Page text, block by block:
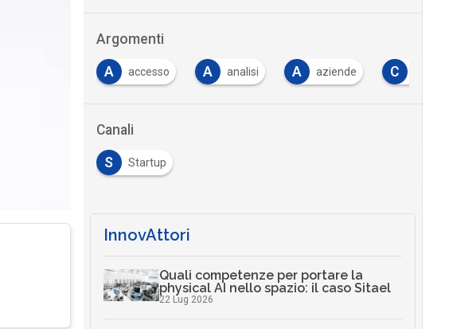
Argomenti
A analisi A aziende C collaborazione
Canali
S Startup
InnovAttori
Quali competenze per portare la
physical AI nello spazio: il caso Sitael
22 Lug 2026